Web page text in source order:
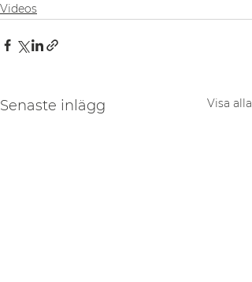
Videos
Senaste inlägg Visa alla